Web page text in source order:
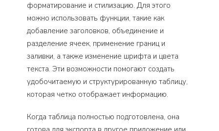
форматирование и стилизацию. Для этого
можно использовать функции, такие как
добавление заголовков, объединение и
разделение ячеек, применение границ и
заливки, а также изменение шрифта и цвета
текста. Эти возможности помогают создать
удобочитаемую и структурированную таблицу,
которая четко отображает информацию.
Когда таблица полностью подготовлена, она